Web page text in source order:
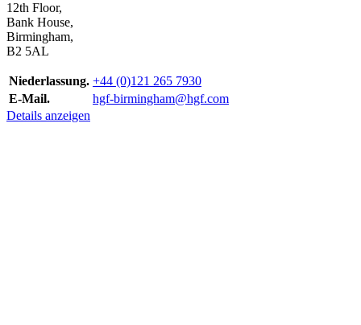
12th Floor,
Bank House,
Birmingham,
B2 5AL
Niederlassung. +44 (0)121 265 7930
E-Mail.
hgf-birmingham@hgf.com
Details anzeigen